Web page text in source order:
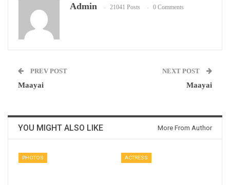
Admin 21041 Posts 0 Comments
PREV POST
Maayai
NEXT POST
Maayai
YOU MIGHT ALSO LIKE More From Author
PHOTOS ACTRESS